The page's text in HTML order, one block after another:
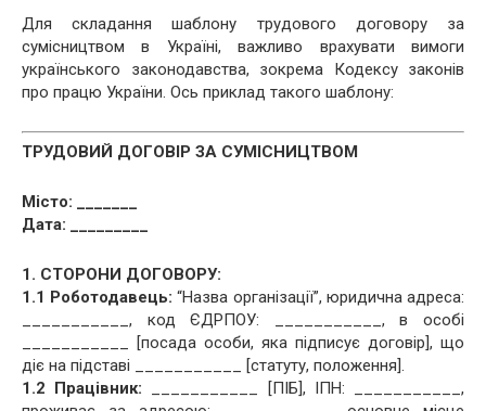
Для складання шаблону трудового договору за
сумісництвом в Україні, важливо врахувати вимоги
українського законодавства, зокрема Кодексу законів
про працю України. Ось приклад такого шаблону:
ТРУДОВИЙ ДОГОВІР ЗА СУМІСНИЦТВОМ
Місто: _______
Дата: _________
1. СТОРОНИ ДОГОВОРУ:
1.1 Роботодавець: “Назва організації”, юридична адреса:
___________, код ЄДРПОУ: ___________, в особі
___________ [посада особи, яка підписує договір], що
діє на підставі ___________ [статуту, положення].
1.2 Працівник: ___________ [ПІБ], ІПН: ___________,